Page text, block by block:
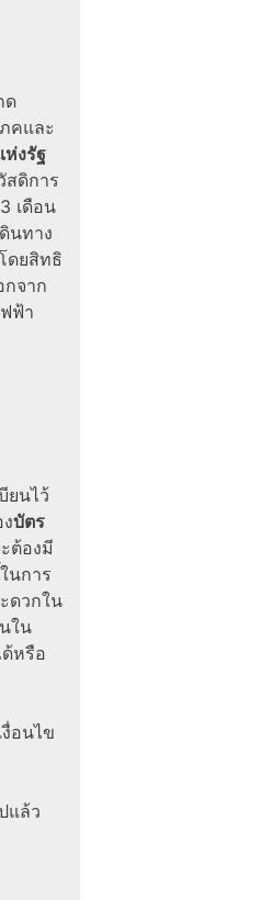
ด
คและ
งรัฐ
สดิการ
เดือน
นทาง
ดยสิทธิ
กจาก
ฟ้า
ยนไว้
บัตร
ต้องมี
นการ
ดวกใน
ใน
ด้หรือ
อนไข
แล้ว